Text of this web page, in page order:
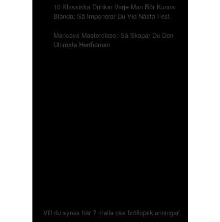
10 Klassiska Drinkar Varje Man Bör Kunna
Blanda: Så Imponerar Du Vid Nästa Fest
Mancave Masterclass: Så Skapar Du Den
Ultimata Herrhörnan
Vill du synas här ? maila oss bröllopsklänningar